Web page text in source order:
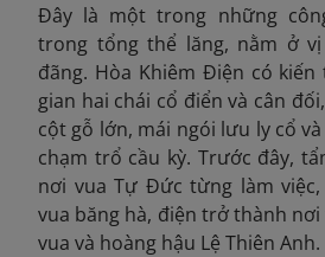
Đây là một trong những
trong tổng thể lăng, nằm ở
đãng. Hòa Khiêm Điện có
gian hai chái cổ điển và cân
cột gỗ lớn, mái ngói lưu ly cổ
chạm trổ cầu kỳ. Trước đây,
nơi vua Tự Đức từng làm
vua băng hà, điện trở thành
vua và hoàng hậu Lệ Thiên Anh.